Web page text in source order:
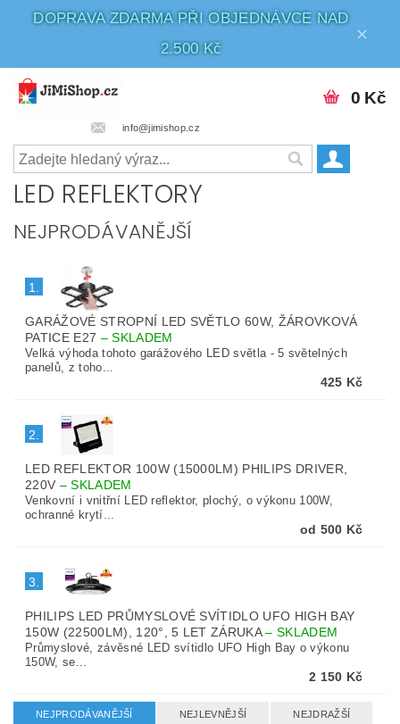
DOPRAVA ZDARMA PŘI OBJEDNÁVCE NAD
2.500 Kč
info@jimishop.cz
0 Kč
LED REFLEKTORY
NEJPRODÁVANĚJŠÍ
1.
GARÁŽOVÉ STROPNÍ LED SVĚTLO 60W, ŽÁROVKOVÁ
PATICE E27 –SKLADEM
Velká výhoda tohoto garážového LED světla - 5 světelných
panelů, z toho...
425 Kč
2.
LED REFLEKTOR 100W (15000LM) PHILIPS DRIVER,
220V –SKLADEM
Venkovní i vnitřní LED reflektor, plochý, o výkonu 100W,
ochranné krytí...
od 500 Kč
3.
PHILIPS LED PRŮMYSLOVÉ SVÍTIDLO UFO HIGH BAY
150W (22500LM), 120°, 5 LET ZÁRUKA– SKLADEM
Průmyslové, závěsné LED svítidlo UFO High Bay o výkonu
150W, se...
2 150 Kč
NEJPRODÁVANĚJŠÍ NEJLEVNĚJŠÍ NEJDRAŽŠÍ